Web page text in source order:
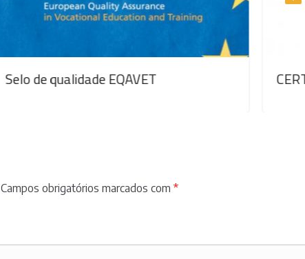
CERTIFICAÇÃO EQAVET
Campos obrigatórios marcados com *